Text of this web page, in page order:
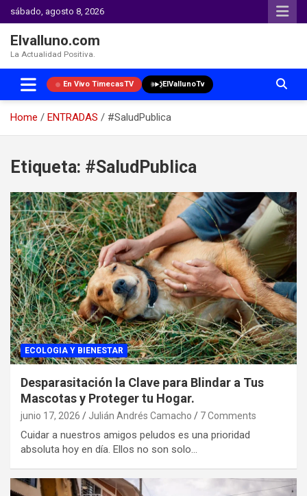
sábado, agosto 8, 2026
Elvalluno.com
La Actualidad Positiva.
En Vivo TimecasTV ElVallunoTv
Home ENTRADAS
#SaludPublica
content
Etiqueta: #SaludPublica
ECOLOGIA Y BIENESTAR
Desparasitación la Clave para Blindar a Tus
Mascotas y Proteger tu Hogar.
junio 17, 2026 Julián Andrés Camacho 7 Comments
Cuidar a nuestros amigos peludos es una prioridad
absoluta hoy en día. Ellos no son solo…